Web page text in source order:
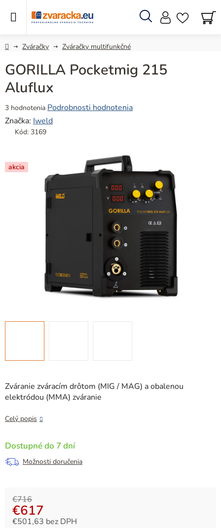
Hľadať
DomovZváračky Zváračky multifunkčné
Zváranie zváracím drôtom (MIG / MAG) a obalenou
elektródou (MMA) zváranie
Celý popis
Dostupné do 7 dní
Možnosti doručenia
€716
€617
€501,63 bez DPH
GORILLA Pocketmig 215
Aluflux
Priemerné
hodnotenie
produktu
z
5
hviezdičiek.
3 hodnotenia Podrobnosti hodnotenia
Značka: Iweld
Kód: 3169
akcia